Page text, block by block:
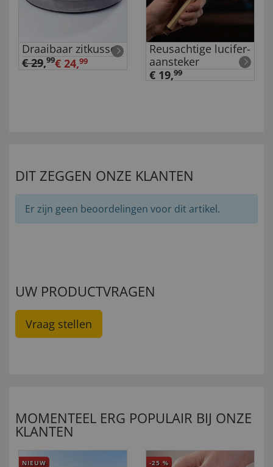
Draaibaar zitkussen
€ 29,99€ 24,99
Reusachtige lucifer-
aansteker
€ 19,99
DIT ZEGGEN ONZE KLANTEN
Er zijn geen beoordelingen voor dit artikel.
UW PRODUCTVRAGEN
Vraag stellen
MOMENTEEL ERG POPULAIR BIJ ONZE
KLANTEN
NIEUW -25 %